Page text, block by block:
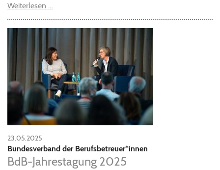
Weiterlesen …
23.05.2025
Bundesverband der Berufsbetreuer*innen
BdB-Jahrestagung 2025